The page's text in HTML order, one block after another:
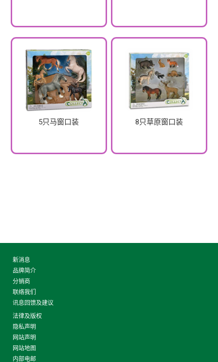
5只马窗口装 8只草原窗口装
新消息
品牌简介
分销商
联络我们
讯息回馈及建议
法律及版权
隐私声明
网站声明
网站地图
内部电邮